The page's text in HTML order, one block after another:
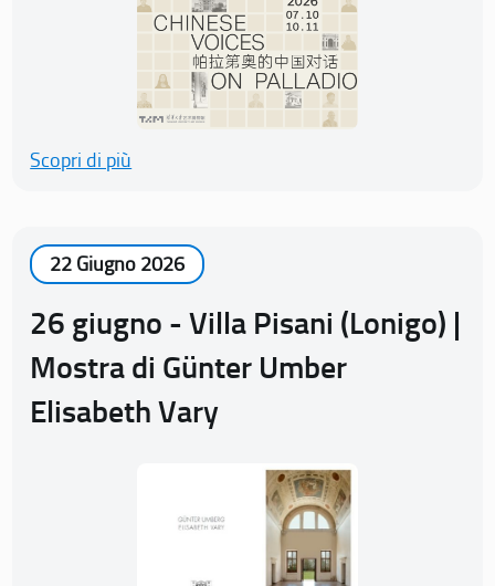
Scopri di più
22 Giugno 2026
26 giugno - Villa Pisani (Lonigo) |
Mostra di Günter Umber
Elisabeth Vary